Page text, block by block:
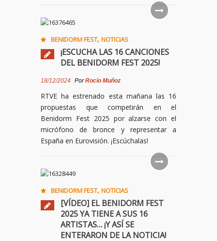
BENIDORM FEST, NOTICIAS
¡ESCUCHA LAS 16 CANCIONES
DEL BENIDORM FEST 2025!
18/12/2024 PorRocío Muñoz
RTVE ha estrenado esta mañana las 16
propuestas que competirán en el
Benidorm Fest 2025 por alzarse con el
micrófono de bronce y representar a
España en Eurovisión. ¡Escúchalas!
BENIDORM FEST, NOTICIAS
[VÍDEO] EL BENIDORM FEST
2025 YA TIENE A SUS 16
ARTISTAS… ¡Y ASÍ SE
ENTERARON DE LA NOTICIA!